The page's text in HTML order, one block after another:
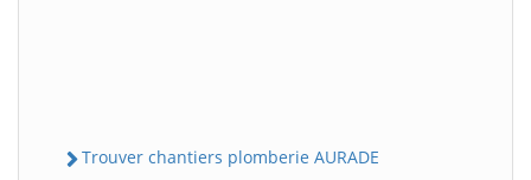
Trouver chantiers plomberie AURADE